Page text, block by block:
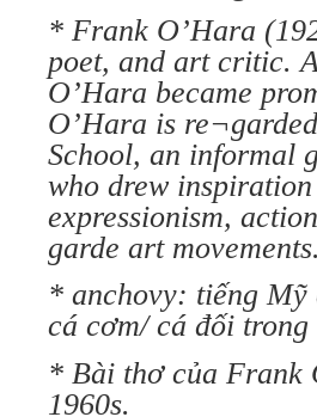
* Frank O’Hara
poet, and art critic.
O’Hara became
O’Hara is
School, an informal
who drew
expressionism,
garde art
* anchovy: tiếng
cá cơm/ cá đối trong
* Bài thơ của Frank
1960s.